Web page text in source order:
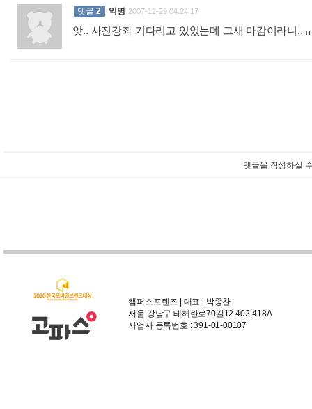
댓글 2 익명 2007-12-29 04:24:17
앗.. 사진강좌 기다리고 있었는데 그새 마감이라니..
댓글을 작성하실
캠퍼스프렌즈 | 대표 : 박종찬
서울 강남구 테헤란로70길12 402-418A
사업자 등록번호 : 391-01-00107